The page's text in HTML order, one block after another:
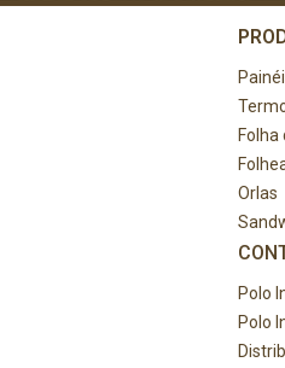
Folha
Orlas
Polo
Polo